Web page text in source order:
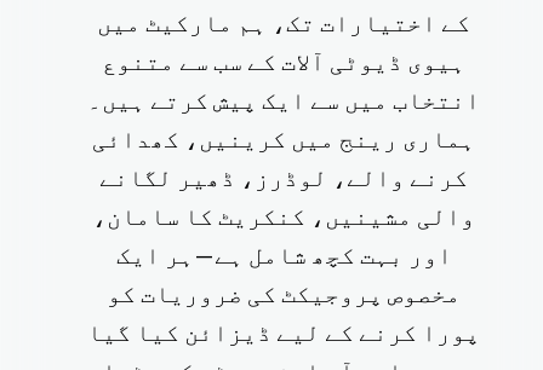
کے اختیارات تک، ہم مارکیٹ میں
ہیوی ڈیوٹی آلات کے سب سے متنوع
انتخاب میں سے ایک پیش کرتے ہیں۔
ہماری رینج میں کرینیں، کھدائی
کرنے والے، لوڈرز، ڈھیر لگانے
والی مشینیں، کنکریٹ کا سامان،
اور بہت کچھ شامل ہے—ہر ایک
مخصوص پروجیکٹ کی ضروریات کو
پورا کرنے کے لیے ڈیزائن کیا گیا